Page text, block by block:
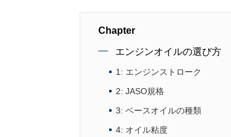
Chapter
エンジンオイルの選び方
1: エンジンストローク
2: JASO規格
3: ベースオイルの種類
4: オイル粘度